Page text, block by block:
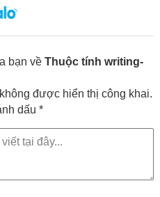
triển website, SEO và chia sẻ
bạn về Thuộc tính writing-
được hiển thị công khai.
dấu *